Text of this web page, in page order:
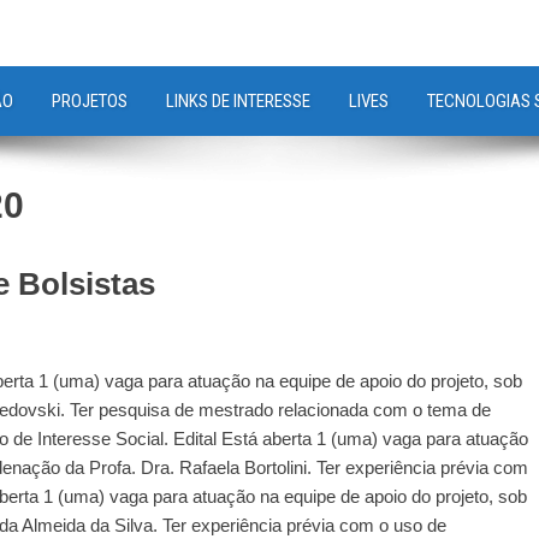
PROJETOS LINKS DE INTERESSE LIVES TECNOLOGIAS
Bolsistas
1 (uma) vaga para atuação na equipe de apoio do projeto, sob
Ter pesquisa de mestrado relacionada com o tema de
de Interesse Social. Edital Está aberta 1 (uma) vaga para atuação
da Profa. Dra. Rafaela Bortolini. Ter experiência prévia com
1 (uma) vaga para atuação na equipe de apoio do projeto, sob
Almeida da Silva. Ter experiência prévia com o uso de